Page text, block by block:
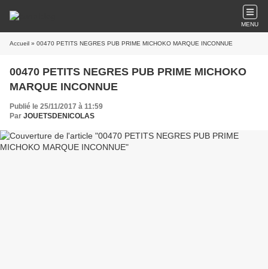
MENU
Accueil » 00470 PETITS NEGRES PUB PRIME MICHOKO MARQUE INCONNUE
00470 PETITS NEGRES PUB PRIME MICHOKO
MARQUE INCONNUE
Publié le 25/11/2017 à 11:59
Par JOUETSDENICOLAS